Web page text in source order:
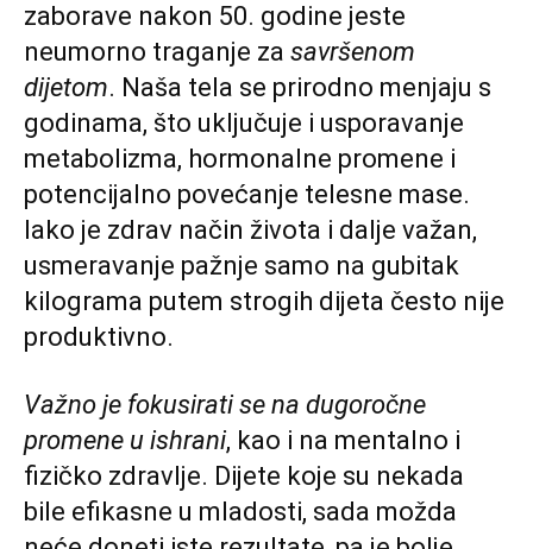
zaborave nakon 50. godine jeste
neumorno traganje za savršenom
dijetom. Naša tela se prirodno menjaju s
godinama, što uključuje i usporavanje
metabolizma, hormonalne promene i
potencijalno povećanje telesne mase.
Iako je zdrav način života i dalje važan,
usmeravanje pažnje samo na gubitak
kilograma putem strogih dijeta često nije
produktivno.
Važno je fokusirati se na dugoročne
promene u ishrani, kao i na mentalno i
fizičko zdravlje. Dijete koje su nekada
bile efikasne u mladosti, sada možda